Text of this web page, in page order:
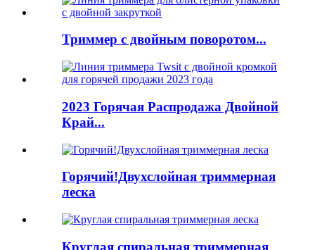
Триммер с двойным поворотом...
2023 Горячая Распродажа Двойной
Край...
Горячий!Двухслойная триммерная
леска
Круглая спиральная триммерная